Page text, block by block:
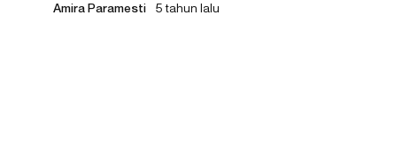
Amira Paramesti 5 tahun lalu